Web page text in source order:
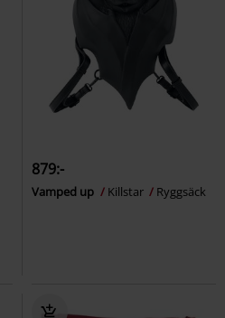
879:-
Vamped up Killstar Ryggsäck